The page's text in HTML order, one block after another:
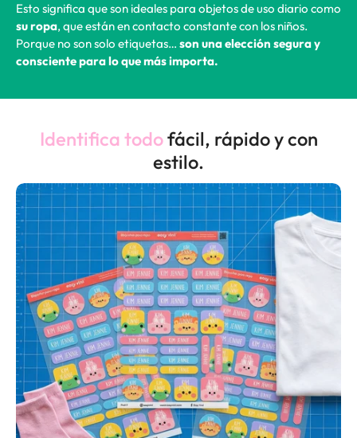
Esto significa que son ideales para objetos de uso diario como
su ropa, que están en contacto constante con los niños.
Porque no son solo etiquetas… son una elección segura y
consciente para lo que más importa.
Identifica todofácil, rápido y con
estilo.